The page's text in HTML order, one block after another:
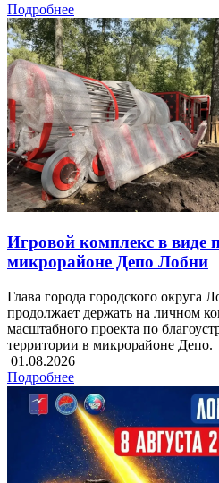
Подробнее
Игровой комплекс в виде
микрорайоне Депо Лобни
Глава города городского округа
продолжает держать на личном
масштабного проекта по
территории в микрорайоне Депо.
01.08.2026
Подробнее